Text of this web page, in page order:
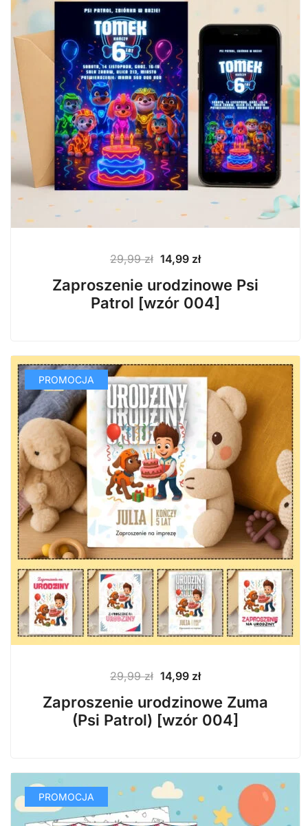
29,99zł Pierwotna
cena
wynosiła:
29,99 zł.
14,99 złAktualna
wynosi:
14,99 zł.
Zaproszenie urodzinowe Psi
Patrol [wzór 004]
PROMOCJA
29,99zł Pierwotna
cena
wynosiła:
29,99 zł.
14,99 złAktualna
wynosi:
14,99 zł.
Zaproszenie urodzinowe Zuma
(Psi Patrol) [wzór 004]
PROMOCJA